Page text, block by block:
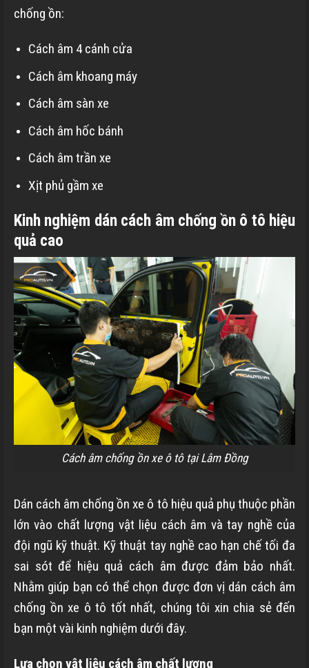
chống ồn:
Cách âm 4 cánh cửa
Cách âm khoang máy
Cách âm sàn xe
Cách âm hốc bánh
Cách âm trần xe
Xịt phủ gầm xe
Kinh nghiệm dán cách âm chống ồn ô tô hiệu
quả cao
Cách âm chống ồn xe ô tô tại Lâm Đồng
Dán cách âm chống ồn xe ô tô hiệu quả phụ thuộc phần
lớn vào chất lượng vật liệu cách âm và tay nghề của
đội ngũ kỹ thuật. Kỹ thuật tay nghề cao hạn chế tối đa
sai sót để hiệu quả cách âm được đảm bảo nhất.
Nhằm giúp bạn có thể chọn được đơn vị dán cách âm
chống ồn xe ô tô tốt nhất, chúng tôi xin chia sẻ đến
bạn một vài kinh nghiệm dưới đây.
Lựa chọn vật liệu cách âm chất lượng